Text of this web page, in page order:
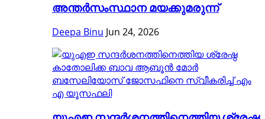
അന്തര്‍സംസ്ഥാന മയക്കുമരുന്ന്
Deepa Binu Jun 24, 2026